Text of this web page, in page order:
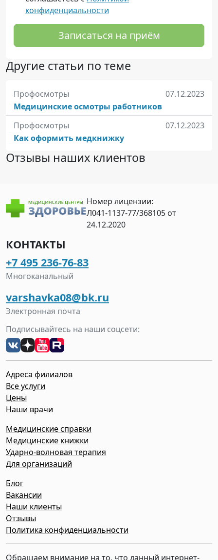
конфиденциальности
Записаться на приём
Другие статьи по теме
Профосмотры
07.12.2023
Медицинские осмотры работников
Профосмотры
07.12.2023
Как оформить медкнижку
Отзывы наших клиентов
Номер лицензии:
Л041-1137-77/368105 от
24.12.2020
Адреса филиалов
Все услуги
Цены
Наши врачи
Медицинские справки
Медицинские книжки
Ударно-волновая терапия
Для организаций
Блог
Вакансии
Наши клиенты
Отзывы
Политика конфиденциальности
КОНТАКТЫ
+7 495 236-76-83
Многоканальный
varshavka08@bk.ru
Электронная почта
Подписывайтесь на наши соцсети:
Обращаем внимание на то, что данный интернет-